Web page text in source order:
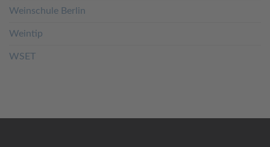
Weinschule Berlin
Weintip
WSET